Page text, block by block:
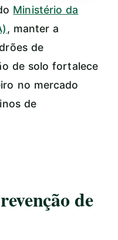
Ministério da
, manter a
de
de solo fortalece
no mercado
de
de